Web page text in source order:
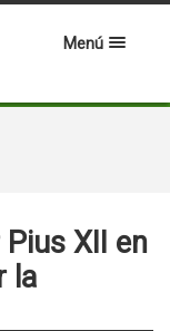
Menú
XII en
la